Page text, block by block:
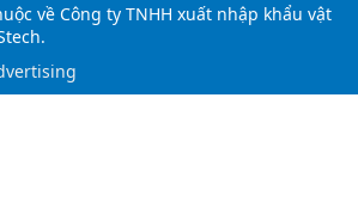
về Công ty TNHH xuất nhập khẩu vật